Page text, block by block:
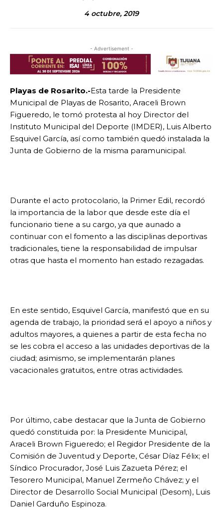
4 octubre, 2019
- Advertisement -
Playas de Rosarito.-Esta tarde la Presidente
Municipal de Playas de Rosarito, Araceli Brown
Figueredo, le tomó protesta al hoy Director del
Instituto Municipal del Deporte (IMDER), Luis Alberto
Esquivel García, así como también quedó instalada la
Junta de Gobierno de la misma paramunicipal.
Durante el acto protocolario, la Primer Edil, recordó
la importancia de la labor que desde este día el
funcionario tiene a su cargo, ya que aunado a
continuar con el fomento a las disciplinas deportivas
tradicionales, tiene la responsabilidad de impulsar
otras que hasta el momento han estado rezagadas.
En este sentido, Esquivel García, manifestó que en su
agenda de trabajo, la prioridad será el apoyo a niños y
adultos mayores, a quienes a partir de esta fecha no
se les cobra el acceso a las unidades deportivas de la
ciudad; asimismo, se implementarán planes
vacacionales gratuitos, entre otras actividades.
Por último, cabe destacar que la Junta de Gobierno
quedó constituida por: la Presidente Municipal,
Araceli Brown Figueredo; el Regidor Presidente de la
Comisión de Juventud y Deporte, César Díaz Félix; el
Síndico Procurador, José Luis Zazueta Pérez; el
Tesorero Municipal, Manuel Zermeño Chávez; y el
Director de Desarrollo Social Municipal (Desom), Luis
Daniel Garduño Espinoza.